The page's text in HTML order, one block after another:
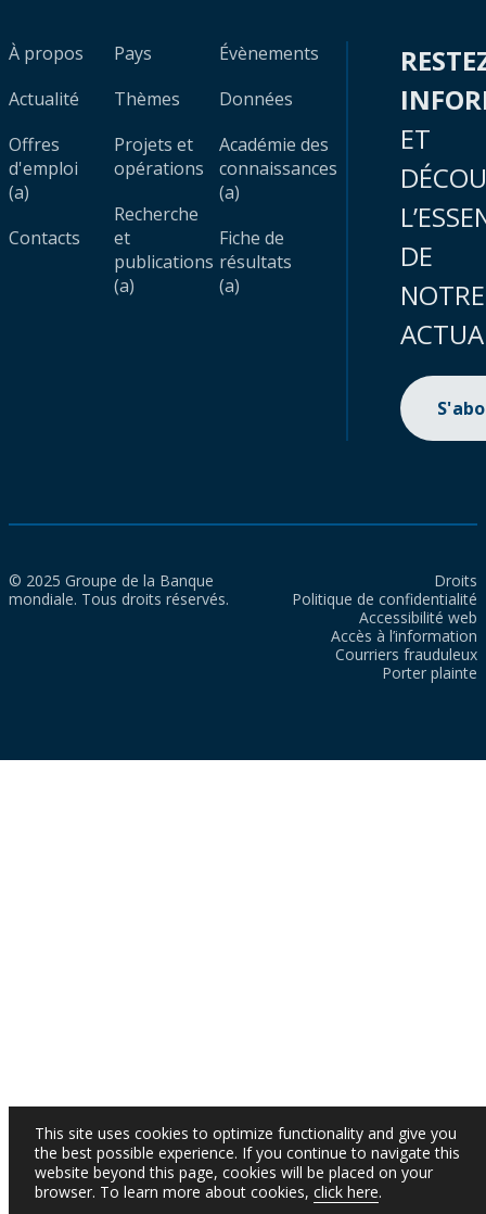
À propos
Actualité
Offres
d'emploi
(a)
Contacts
Pays
Thèmes
Projets et
opérations
Recherche
et
publications
(a)
Évènements
Données
Académie des
connaissances
(a)
Fiche de
résultats
(a)
ET
DE
NOTRE
© 2025 Groupe de la Banque
mondiale. Tous droits réservés.
Droits
Politique de confidentialité
Accessibilité web
Accès à l’information
Courriers frauduleux
Porter plainte
This site uses cookies to optimize functionality and give you
the best possible experience. If you continue to navigate this
website beyond this page, cookies will be placed on your
browser. To learn more about cookies, click here.